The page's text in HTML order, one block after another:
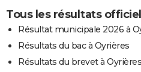
Tous les résultats
Résultat municipale 2026 à
Résultats du bac à Oyrières
Résultats du brevet à Oyrières